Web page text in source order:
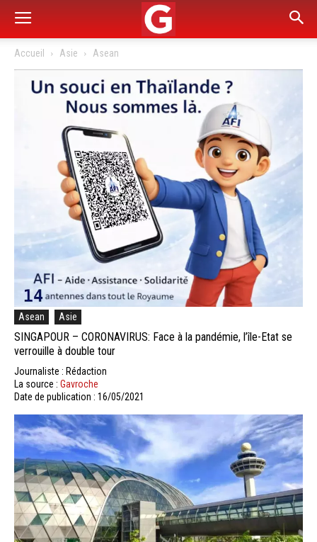
Accueil Asie Asean
Asean Asie
SINGAPOUR – CORONAVIRUS: Face à la pandémie, l’île-Etat se
verrouille à double tour
Journaliste : Rédaction
La source : Gavroche
Date de publication : 16/05/2021